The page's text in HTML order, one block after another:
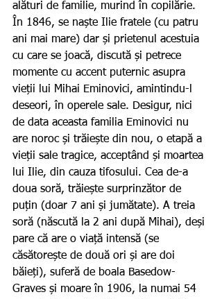
alături de familie, murind în copilărie.
În 1846, se naște Ilie fratele (cu patru
ani mai mare) dar și prietenul acestuia
cu care se joacă, discută și petrece
momente cu accent puternic asupra
vieții lui Mihai Eminovici, amintindu-l
deseori, în operele sale. Desigur, nici
de data aceasta familia Eminovici nu
are noroc și trăiește din nou, o etapă a
vieții sale tragice, acceptând și moartea
lui Ilie, din cauza tifosului. Cea de-a
doua soră, trăiește surprinzător de
puțin (doar 7 ani și jumătate). A treia
soră (născută la 2 ani după Mihai), deși
pare că are o viață intensă (se
căsătorește de două ori și are doi
băieți), suferă de boala Basedow-
Graves și moare în 1906, la numai 54